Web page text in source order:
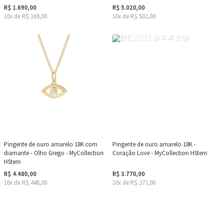
R$ 1.690,00
10x de R$ 169,00
R$ 5.020,00
10x de R$ 502,00
Pingente de ouro amarelo 18K com
diamante - Olho Grego - MyCollection
HStern
R$ 4.480,00
10x de R$ 448,00
Pingente de ouro amarelo 18K -
Coração Love - MyCollection HStern
R$ 3.770,00
10x de R$ 377,00